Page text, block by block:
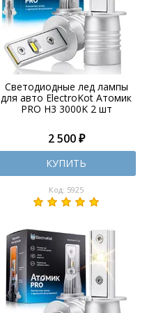
Светодиодные лед лампы
для авто ElectroKot Атомик
PRO H3 3000K 2 шт
2 500 ₽
КУПИТЬ
Код: 5925